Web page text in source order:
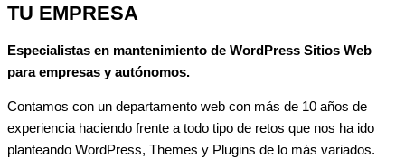
TU EMPRESA
Especialistas en mantenimiento de WordPress Sitios Web
para empresas y autónomos.
Contamos con un departamento web con más de 10 años de
experiencia haciendo frente a todo tipo de retos que nos ha ido
planteando WordPress, Themes y Plugins de lo más variados.